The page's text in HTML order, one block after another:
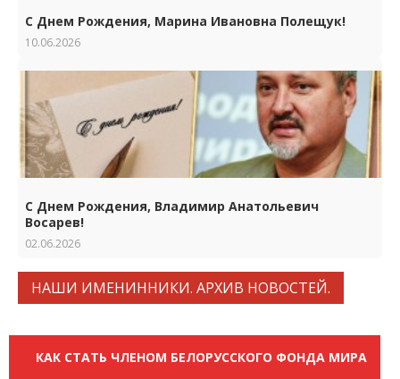
С Днем Рождения, Марина Ивановна Полещук!
10.06.2026
С Днем Рождения, Владимир Анатольевич
Восарев!
02.06.2026
НАШИ ИМЕНИННИКИ. АРХИВ НОВОСТЕЙ.
КАК СТАТЬ ЧЛЕНОМ БЕЛОРУССКОГО ФОНДА МИРА